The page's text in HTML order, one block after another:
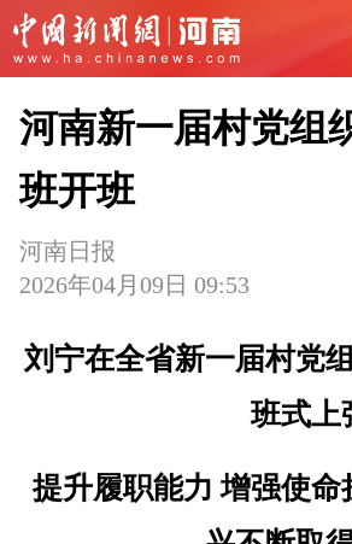
河南新一届村党组
班开班
河南日报
2026年04月09日 09:53
刘宁在全省新一届村党
班式上
提升履职能力 增强使